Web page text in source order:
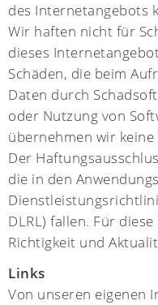
des Internetangebots
Wir haften nicht für
dieses
Schäden, die beim
Daten durch
oder Nutzung von
übernehmen wir keine
Der
die in den
DLRL) fallen. Für
Richtigkeit und
Links
Von unseren eigenen